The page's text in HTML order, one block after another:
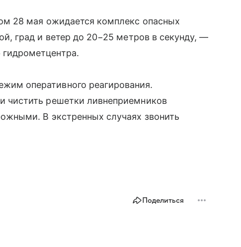
28 мая ожидается комплекс опасных
град и ветер до 20−25 метров в секунду, —
оперативного реагирования.
чистить решетки ливнеприемников
В экстренных случаях звонить
Поделиться